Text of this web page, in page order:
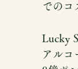
でのコ
Lucky
アルコ